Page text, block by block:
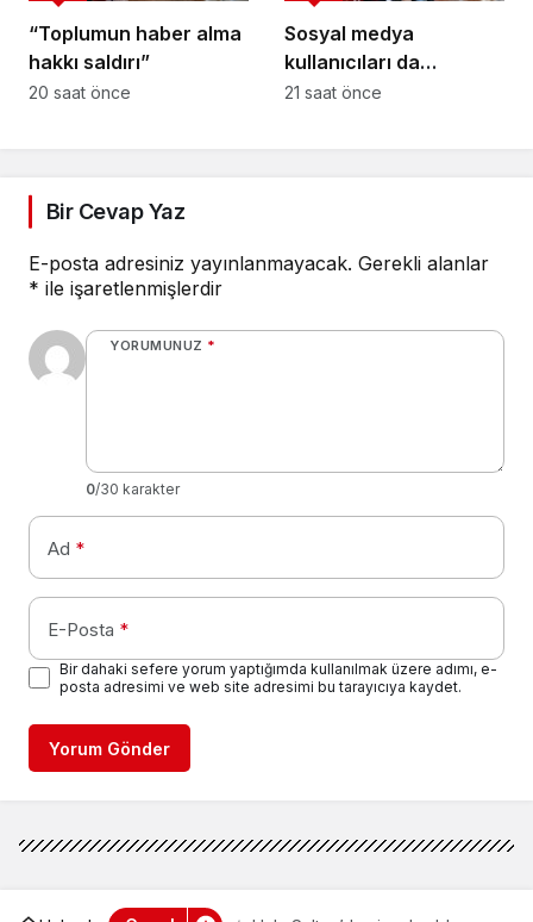
“Toplumun haber alma
hakkı saldırı”
20 saat önce
Sosyal medya
kullanıcıları da
tehlikede
21 saat önce
Bir Cevap Yaz
E-posta adresiniz yayınlanmayacak. Gerekli alanlar
* ile işaretlenmişlerdir
YORUMUNUZ *
0/30 karakter
Ad *
E-Posta *
Bir dahaki sefere yorum yaptığımda kullanılmak üzere adımı, e-
posta adresimi ve web site adresimi bu tarayıcıya kaydet.
Yorum Gönder